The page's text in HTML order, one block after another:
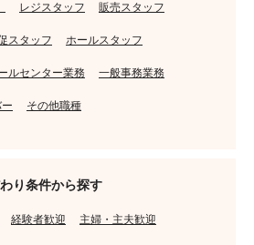
レジスタッフ 販売スタッフ
スタッフ ホールスタッフ
ルセンター業務 一般事務業務
その他職種
り条件から探す
経験者歓迎 主婦・主夫歓迎